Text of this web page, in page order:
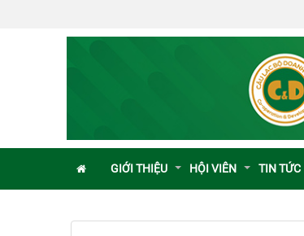
GIỚI THIỆU HỘI VIÊN TIN TỨC